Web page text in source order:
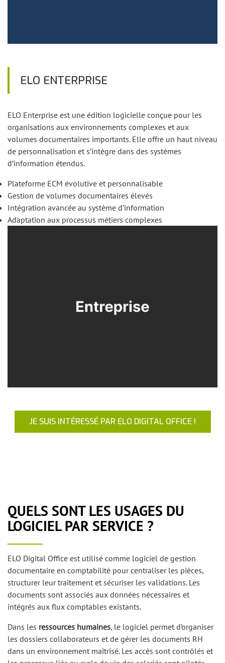
ELO ENTERPRISE
ELO Enterprise est une édition logicielle conçue pour les
organisations aux environnements complexes et aux
volumes documentaires importants. Elle offre un haut niveau
de personnalisation et s’intègre dans des systèmes
d’information étendus.
Plateforme ECM évolutive et personnalisable
Gestion de volumes documentaires élevés
Intégration avancée au système d’information
Adaptation aux processus métiers complexes
JE SUIS INTÉRESSÉ PAR ELO DIGITAL OFFICE !
QUELS SONT LES USAGES DU
LOGICIEL PAR SERVICE ?
ELO Digital Office est utilisé comme logiciel de gestion
documentaire en comptabilité pour centraliser les pièces,
structurer leur traitement et sécuriser les validations. Les
documents sont associés aux données nécessaires et
intégrés aux flux comptables existants.
Dans les ressources humaines, le logiciel permet d’organiser
les dossiers collaborateurs et de gérer les documents RH
dans un environnement maîtrisé. Les accès sont contrôlés et